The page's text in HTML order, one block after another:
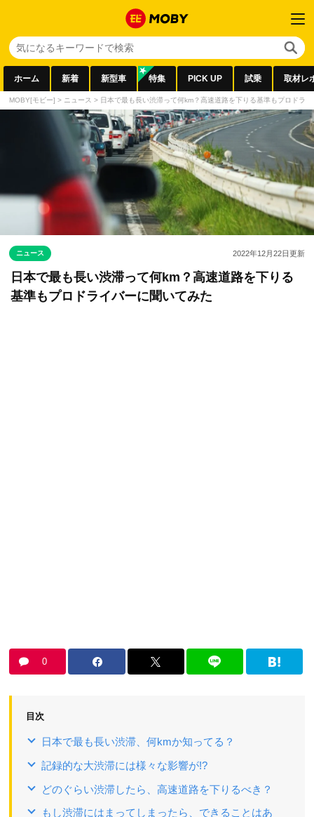
ホーム 新着 新型車 特集 PICK UP 試乗 取材レ
MOBY[モビー] > ニュース > 日本で最も長い渋滞って何km？高速道路を下りる基準もプロドラ
ニュース 2022年12月22日更新
日本で最も長い渋滞って何km？高速道路を下りる
基準もプロドライバーに聞いてみた
0
目次
日本で最も長い渋滞、何kmか知ってる？
記録的な大渋滞には様々な影響が!?
どのぐらい渋滞したら、高速道路を下りるべき？
もし渋滞にはまってしまったら、できることはあ